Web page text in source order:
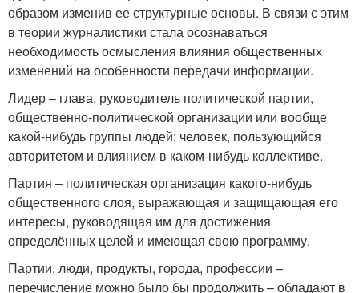
образом изменив ее структурные основы. В связи с этим
в теории журналистики стала осознаваться
необходимость осмысления влияния общественных
изменений на особенности передачи информации.
Лидер – глава, руководитель политической партии,
общественно-политической организации или вообще
какой-нибудь группы людей; человек, пользующийся
авторитетом и влиянием в каком-нибудь коллективе.
Партия – политическая организация какого-нибудь
общественного слоя, выражающая и защищающая его
интересы, руководящая им для достижения
определённых целей и имеющая свою программу.
Партии, люди, продукты, города, профессии –
перечисление можно было бы продолжить – обладают в